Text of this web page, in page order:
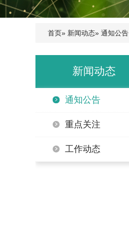
首页» 新闻动态» 通知公告
新闻动态
通知公告
重点关注
工作动态